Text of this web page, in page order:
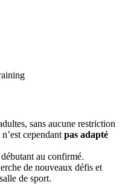
sans aucune restriction
cependant pas adapté
au confirmé.
de nouveaux défis et
de sport.